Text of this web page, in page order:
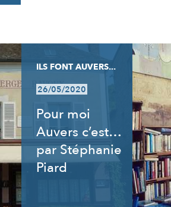
ILS FONT AUVERS...
26/05/2020
Pour moi
Auvers c’est…
par Stéphanie
Piard